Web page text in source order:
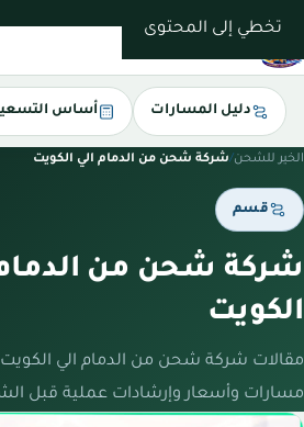
تخطي إلى المحتوى
دليل المسارات أساس
الخير للشحن/شركة شحن من الدمام الي الكويت
قسم
شركة شحن من
الكويت
مقالات شركة شحن من الدمام الي
مسارات وأسعار وإرشادات عملية قبل